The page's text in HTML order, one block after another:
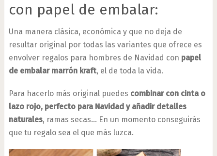
con papel de embalar:
Una manera clásica, económica y que no deja de
resultar original por todas las variantes que ofrece es
envolver regalos para hombres de Navidad con papel
de embalar marrón kraft, el de toda la vida.
Para hacerlo más original puedes combinar con cinta o
lazo rojo, perfecto para Navidad y añadir detalles
naturales, ramas secas… En un momento conseguirás
que tu regalo sea el que más luzca.